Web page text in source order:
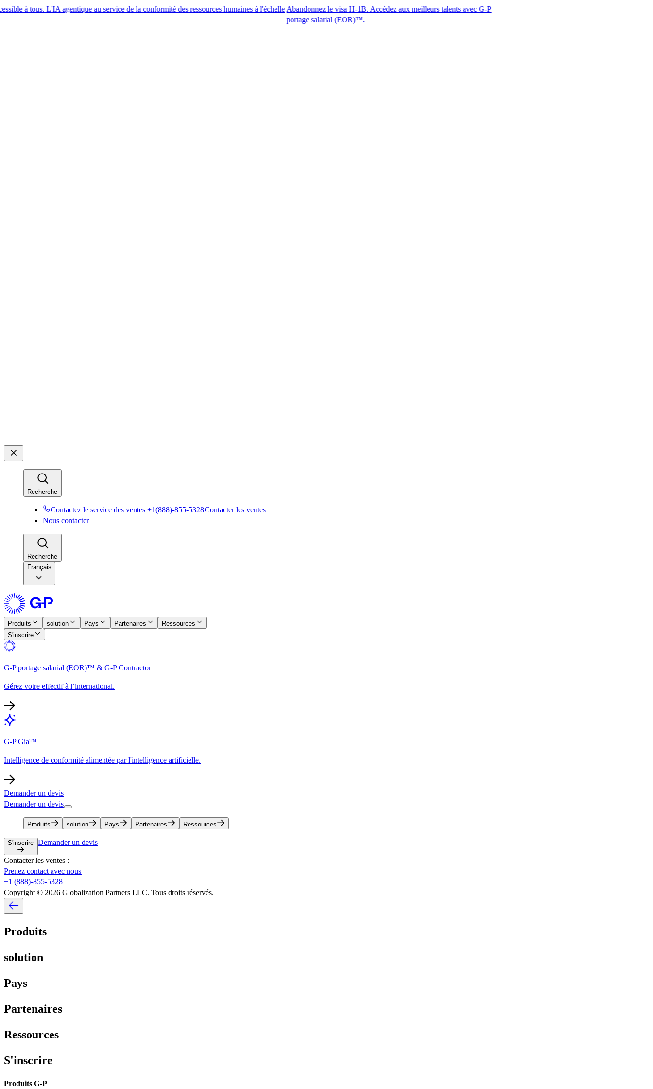
L'IA agentique au service de la conformité des ressources humaines à l'échelle Abandonnez le visa H-1B. Accédez aux meilleurs talents avec G-P
portage salarial (EOR)™.​​
Recherche​​
Contactez le service des ventes +1(888)-855-5328​​Contacter les ventes​​
Nous contacter​​
Recherche​​
Français
Produits​​ solution​​ Pays​​ Partenaires​​
Ressources​​
S'inscrire​​
G-P portage salarial (EOR)™ & G-P Contractor​​
Gérez votre effectif à l’international.​​
G-P Gia™​​
Intelligence de conformité alimentée par l'intelligence artificielle.​​
Demander un devis​​
Demander un devis​​
Produits​​ solution​​ Pays​​ Partenaires​​ Ressources​​
S'inscrire​​ Demander un devis​​
Contacter les ventes :​​
Prenez contact avec nous​​
+1 (888)-855-5328​​
Copyright © 2026 Globalization Partners LLC. Tous droits réservés.​​
Produits​​
solution​​
Pays​​
Partenaires​​
Ressources​​
S'inscrire​​
Produits G-P​​